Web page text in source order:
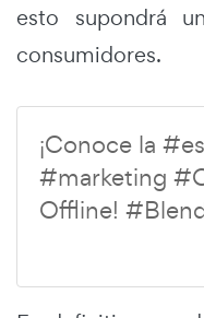
esto supondrá
consumidores.
¡Conoce la
#marketing
Offline!